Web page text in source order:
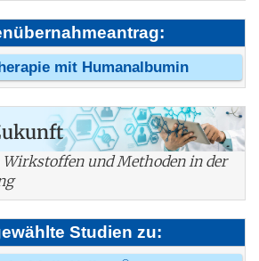
mit Humanalbumin
Wirkstoffen und Methoden in der
Studien zu: